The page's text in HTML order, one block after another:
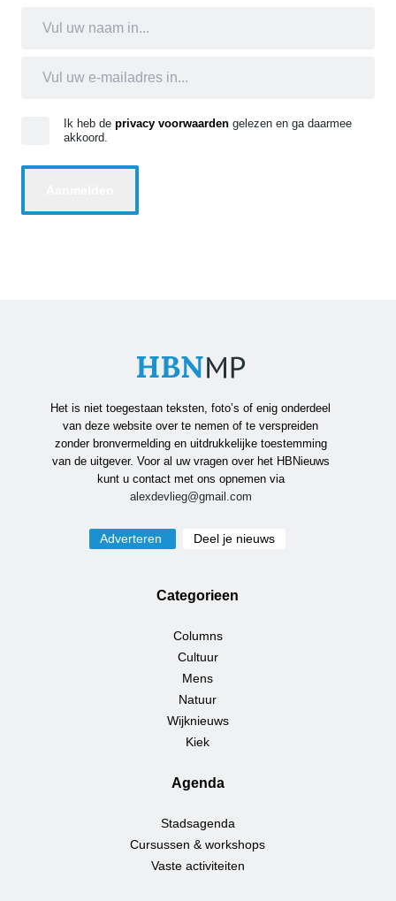
Ik heb de privacy voorwaarden gelezen en ga daarmee
akkoord.
Het is niet toegestaan teksten, foto’s of enig onderdeel
van deze website over te nemen of te verspreiden
zonder bronvermelding en uitdrukkelijke toestemming
van de uitgever. Voor al uw vragen over het HBNieuws
kunt u contact met ons opnemen via
alexdevlieg@gmail.com
Adverteren Deel je nieuws
Categorieen
Columns
Cultuur
Mens
Natuur
Wijknieuws
Kiek
Agenda
Stadsagenda
Cursussen & workshops
Vaste activiteiten